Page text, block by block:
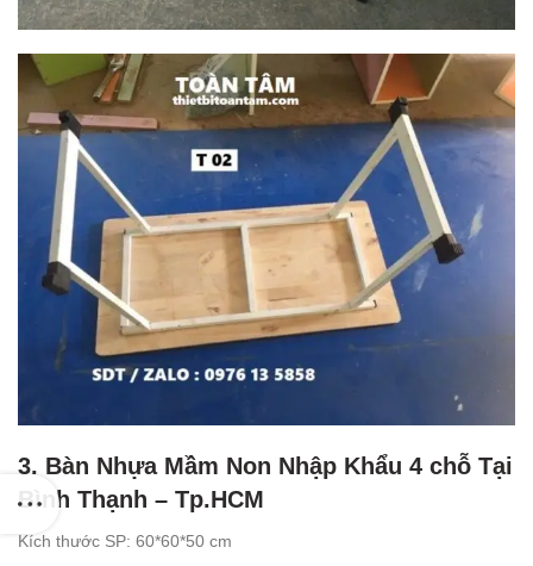
3. Bàn Nhựa Mầm Non Nhập Khẩu 4 chỗ Tại
Bình Thạnh – Tp.HCM
Kích thước SP: 60*60*50 cm